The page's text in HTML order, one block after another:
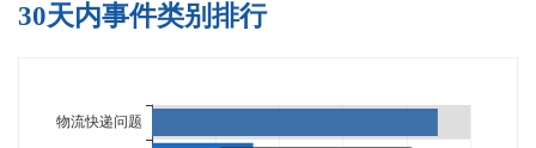
30天内事件类别排行